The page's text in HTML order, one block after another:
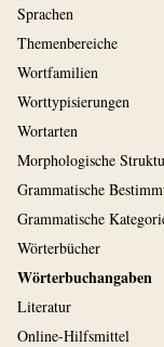
Sprachen
Themenbereiche
Wortfamilien
Worttypisierungen
Wortarten
Morphologische
Grammatische
Grammatische
Wörterbücher
Wörterbuchangaben
Literatur
Online-Hilfsmittel